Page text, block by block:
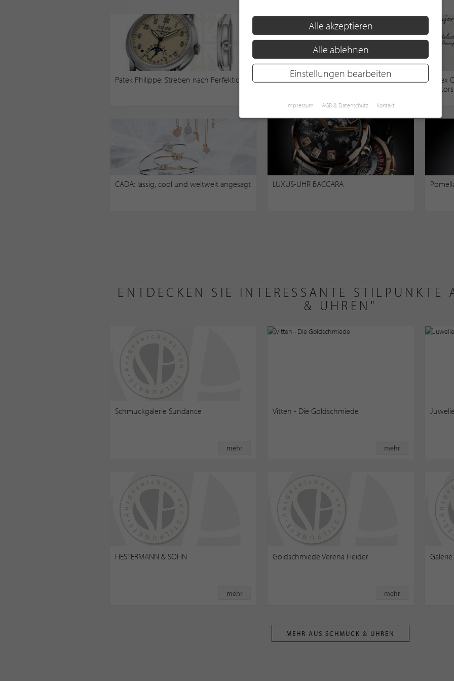
Patek Philippe: Streben nach Perfektion
Shamballa Jewels - eine Schatzkiste voller
CADA: lässig, cool und weltweit angesagt LUXUS-UHR BACCARA
ENTDECKEN SIE INTERESSANTE STILPUNKTE
& UHREN"
Schmuckgalerie Sundance
mehr
Vitten - Die Goldschmiede
mehr
HESTERMANN & SOHN
mehr
Goldschmiede Verena Heider
mehr
MEHR AUS SCHMUCK & UHREN
Alle akzeptieren
Alle ablehnen
Einstellungen bearbeiten
Impressum AGB & Datenschutz Kontakt